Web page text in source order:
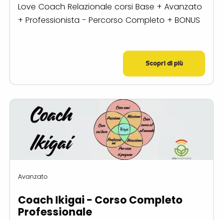
Love Coach Relazionale corsi Base + Avanzato
+ Professionista - Percorso Completo + BONUS
Scopri di più
Avanzato
Coach Ikigai - Corso Completo
Professionale